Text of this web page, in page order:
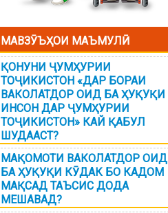
МАВЗӮЪҲОИ МАЪМУЛӢ
ҚОНУНИ ҶУМҲУРИИ
ТОҶИКИСТОН «ДАР БОРАИ
ВАКОЛАТДОР ОИД БА ҲУҚУҚИ
ИНСОН ДАР ҶУМҲУРИИ
ТОҶИКИСТОН» КАЙ ҚАБУЛ
ШУДААСТ?
МАҚОМОТИ ВАКОЛАТДОР ОИД
БА ҲУҚУҚИ КӮДАК БО КАДОМ
МАҚСАД ТАЪСИС ДОДА
МЕШАВАД?